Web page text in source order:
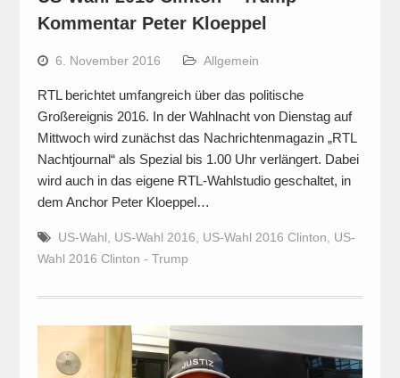
Kommentar Peter Kloeppel
6. November 2016 Allgemein
RTL berichtet umfangreich über das politische
Großereignis 2016. In der Wahlnacht von Dienstag auf
Mittwoch wird zunächst das Nachrichtenmagazin „RTL
Nachtjournal“ als Spezial bis 1.00 Uhr verlängert. Dabei
wird auch in das eigene RTL-Wahlstudio geschaltet, in
dem Anchor Peter Kloeppel…
US-Wahl US-Wahl 2016 US-Wahl 2016 Clinton
US-
Wahl 2016 Clinton - Trump